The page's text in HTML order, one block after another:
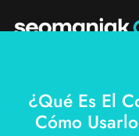
¿Qué Es El
Cómo